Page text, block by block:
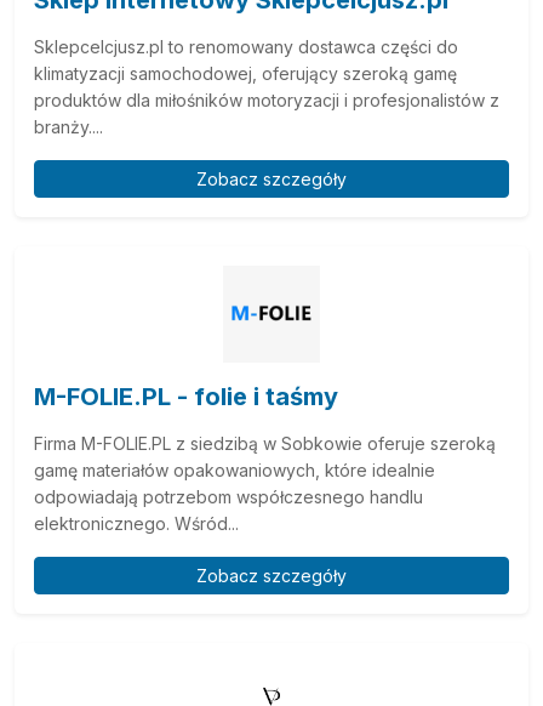
Sklepcelcjusz.pl to renomowany dostawca części do
klimatyzacji samochodowej, oferujący szeroką gamę
produktów dla miłośników motoryzacji i profesjonalistów z
branży....
Zobacz szczegóły
M-FOLIE.PL - folie i taśmy
Firma M-FOLIE.PL z siedzibą w Sobkowie oferuje szeroką
gamę materiałów opakowaniowych, które idealnie
odpowiadają potrzebom współczesnego handlu
elektronicznego. Wśród...
Zobacz szczegóły